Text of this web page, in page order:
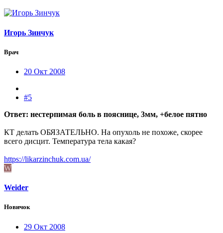
Игорь Зинчук
Врач
20 Окт 2008
#5
Ответ: нестерпимая боль в пояснице, 3мм, +белое пятно
КТ делать ОБЯЗАТЕЛЬНО. На опухоль не похоже, скорее
всего дисцит. Температура тела какая?
https://likarzinchuk.com.ua/
W
Weider
Новичок
29 Окт 2008